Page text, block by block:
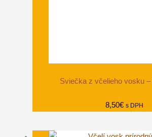
Sviečka z včelieho vosku
8,50€ s DPH